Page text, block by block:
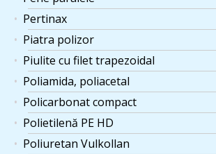
Pertinax
Piatra polizor
Piulite cu filet trapezoidal
Poliamida, poliacetal
Policarbonat compact
Polietilenă PE HD
Poliuretan Vulkollan